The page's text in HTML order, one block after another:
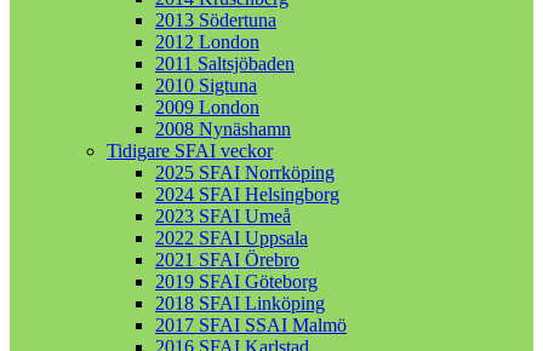
2013 Södertuna
2012 London
2011 Saltsjöbaden
2010 Sigtuna
2009 London
2008 Nynäshamn
Tidigare SFAI veckor
2025 SFAI Norrköping
2024 SFAI Helsingborg
2023 SFAI Umeå
2022 SFAI Uppsala
2021 SFAI Örebro
2019 SFAI Göteborg
2018 SFAI Linköping
2017 SFAI SSAI Malmö
2016 SFAI Karlstad